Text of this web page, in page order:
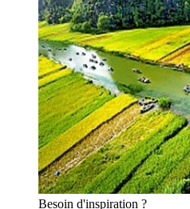
Besoin d'inspiration ?